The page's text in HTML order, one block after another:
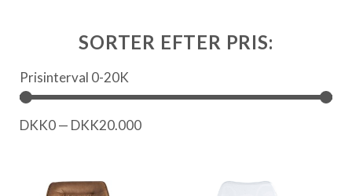
SORTER EFTER PRIS:
Prisinterval 0-20K
DKK0— DKK20.000